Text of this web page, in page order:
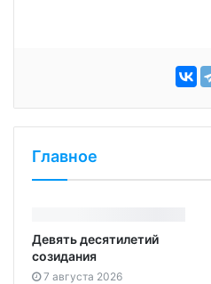
Главное
Девять десятилетий
созидания
7 августа 2026